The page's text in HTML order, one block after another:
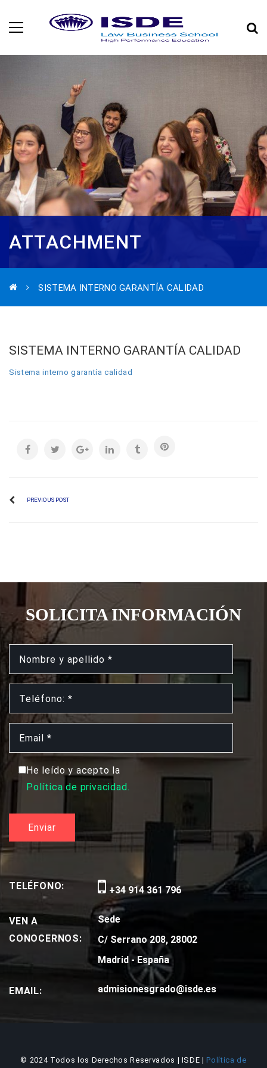
ATTACHMENT
SISTEMA INTERNO GARANTÍA CALIDAD
SISTEMA INTERNO GARANTÍA CALIDAD
Sistema interno garantía calidad
PREVIOUS POST
SOLICITA INFORMACIÓN
He leído y acepto la
Política de privacidad.
TELÉFONO: +34 914 361 796
VEN A
CONOCERNOS:
Sede
C/ Serrano 208, 28002
Madrid - España
EMAIL: admisionesgrado@isde.es
© 2024 Todos los Derechos Reservados | ISDE |Política de